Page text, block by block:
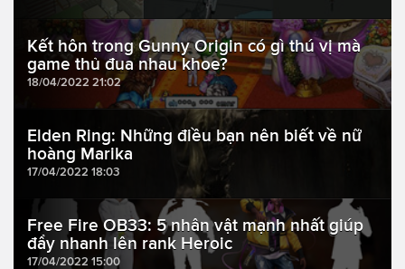
Kết hôn trong Gunny Origin có gì thú vị mà
game thủ đua nhau khoe?
18/04/2022 21:02
Elden Ring: Những điều bạn nên biết về nữ
hoàng Marika
17/04/2022 18:03
Free Fire OB33: 5 nhân vật mạnh nhất giúp
đẩy nhanh lên rank Heroic
17/04/2022 15:00